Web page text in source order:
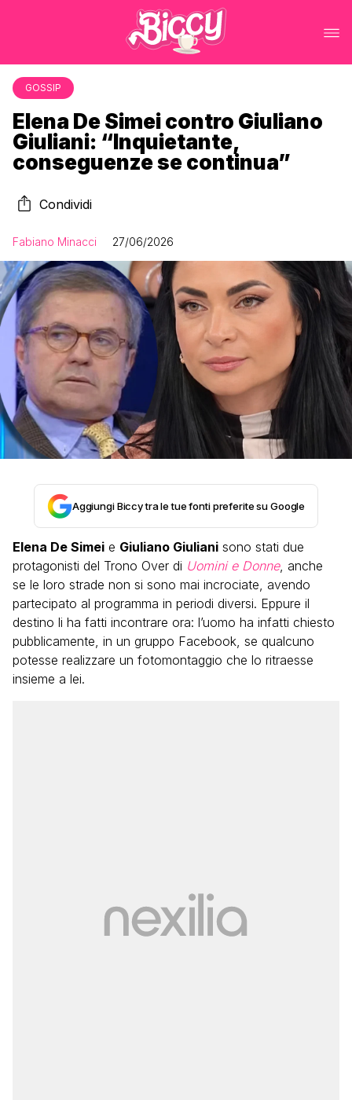
GOSSIP
Elena De Simei contro Giuliano
Giuliani: “Inquietante,
conseguenze se continua”
Condividi
Fabiano Minacci 27/06/2026
Aggiungi Biccy tra le tue fonti preferite su Google
Elena De Simei e Giuliano Giuliani sono stati due
protagonisti del Trono Over di Uomini e Donne, anche
se le loro strade non si sono mai incrociate, avendo
partecipato al programma in periodi diversi. Eppure il
destino li ha fatti incontrare ora: l’uomo ha infatti chiesto
pubblicamente, in un gruppo Facebook, se qualcuno
potesse realizzare un fotomontaggio che lo ritraesse
insieme a lei.